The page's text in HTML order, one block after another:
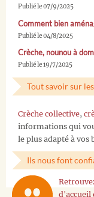
Publié le 07/9/2025
Comment bien
Publié le 04/8/2025
Crèche, nounou à
Publié le 19/7/2025
Tout savoir sur
Crèche collective,
informations qui
le plus adapté à vos
Ils nous font
d'accueil